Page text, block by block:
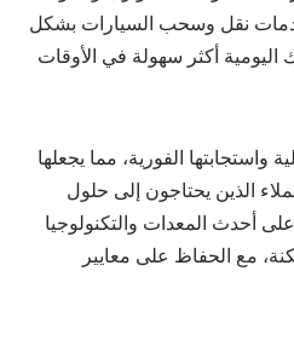
نقل وسحب السيارات بشكل
أكثر سهولة في الأوقات
واستجابتها الفورية، مما يجعلها
الذين يحتاجون إلى حلول
أحدث المعدات والتكنولوجيا
مع الحفاظ على معايير